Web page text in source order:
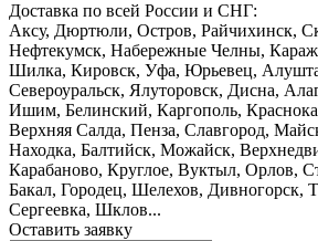
Доставка по всей России и СНГ:
Аксу, Дюртюли, Остров, Райчихинск,
Нефтекумск, Набережные Челны,
Шилка, Кировск, Уфа, Юрьевец,
Североуральск, Ялуторовск, Дисна,
Ишим, Белинский, Каргополь,
Верхняя Салда, Пенза, Славгород,
Находка, Балтийск, Можайск,
Карабаново, Круглое, Вуктыл, Орлов,
Бакал, Городец, Шелехов, Дивногорск,
Сергеевка, Шклов...
Оставить заявку